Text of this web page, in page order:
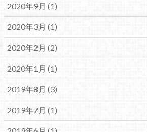
2020年9月 (1)
2020年3月 (1)
2020年2月 (2)
2020年1月 (1)
2019年8月 (3)
2019年7月 (1)